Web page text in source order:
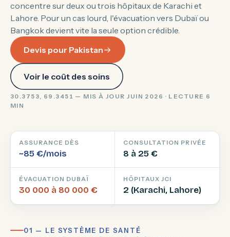
concentre sur deux ou trois hôpitaux de Karachi et
Lahore. Pour un cas lourd, l'évacuation vers Dubaï ou
Bangkok devient vite la seule option crédible.
Devis pour Pakistan
Voir le coût des soins
30.3753, 69.3451 — MIS À JOUR JUIN 2026 · LECTURE 6
MIN
ASSURANCE DÈS
~85 €/mois
CONSULTATION PRIVÉE
8 à 25 €
ÉVACUATION DUBAÏ
30 000 à 80 000 €
HÔPITAUX JCI
2 (Karachi, Lahore)
01 — LE SYSTÈME DE SANTÉ